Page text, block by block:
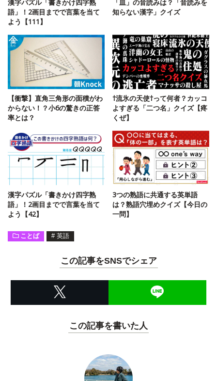
漢字パズル「書きかけ四字熟
語」！2画目までで言葉を当て
よう【111】
「皿」の音読みは？「音読みを
知らない漢字」クイズ
【衝撃】直角三角形の面積がわ
からない！？小6の驚きの正答
率とは？
†流氷の天使†って何者？カッコ
よすぎる「二つ名」クイズ【疼
くぜ】
漢字パズル「書きかけ四字熟
語」！2画目までで言葉を当て
よう【42】
3つの熟語に共通する英単語
は？熟語穴埋めクイズ【今日の
一問】
ことば # 英語
この記事をSNSでシェア
この記事を書いた人